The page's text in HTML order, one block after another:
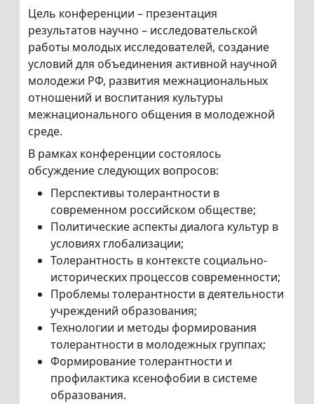
Цель конференции – презентация
результатов научно – исследовательской
работы молодых исследователей, создание
условий для объединения активной научной
молодежи РФ, развития межнациональных
отношений и воспитания культуры
межнационального общения в молодежной
среде.
В рамках конференции состоялось
обсуждение следующих вопросов:
Перспективы толерантности в
современном российском обществе;
Политические аспекты диалога культур в
условиях глобализации;
Толерантность в контексте социально-
исторических процессов современности;
Проблемы толерантности в деятельности
учреждений образования;
Технологии и методы формирования
толерантности в молодежных группах;
Формирование толерантности и
профилактика ксенофобии в системе
образования.